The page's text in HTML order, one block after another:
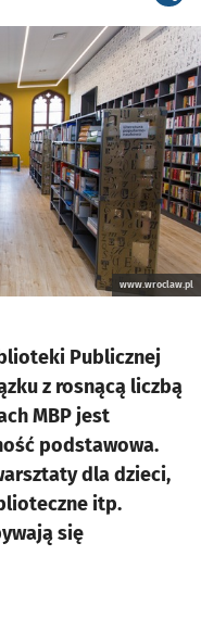
www.wroclaw.pl
Publicznej
z rosnącą liczbą
MBP jest
podstawowa.
dla dzieci,
itp.
się